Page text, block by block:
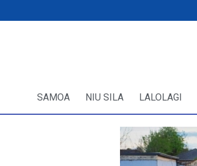
SAMOA NIU SILA LALOLAGI